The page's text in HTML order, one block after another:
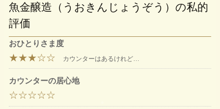
魚金醸造（うおきんじょうぞう）の私的
評価
おひとりさま度
★★★☆☆ カウンターはあるけれど…
カウンターの居心地
☆☆☆☆☆